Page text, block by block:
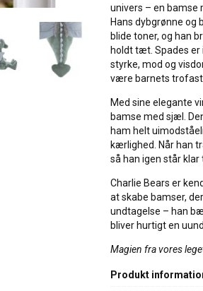
univers – en bamse
Hans dybgrønne og
blide toner, og han
holdt tæt. Spades
styrke, mod og
være barnets
Med sine elegante
bamse med sjæl.
ham helt
kærlighed. Når han
så han igen står klar
Charlie Bears er
at skabe bamser,
undtagelse – han
bliver hurtigt en
Magien fra vores
Produkt